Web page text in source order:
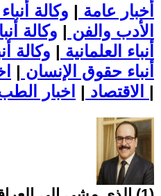
أخبار عامة | وكالة
الأدب والفن | وكالة
أنباء العلمانية | وكالة
أنباء حقوق الإنسان |
الاقتصاد | |